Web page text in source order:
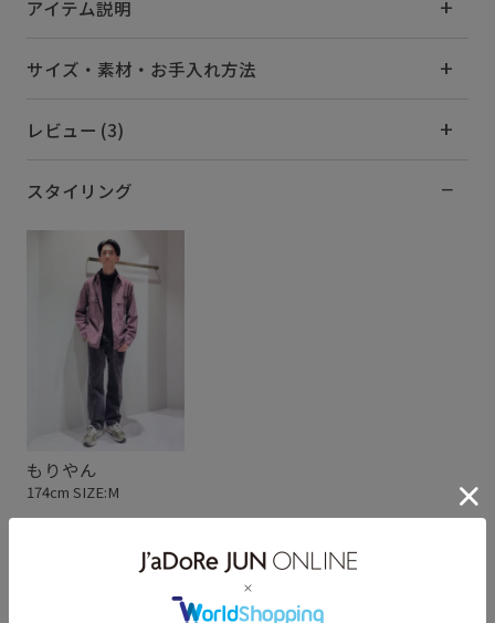
アイテム説明
サイズ・素材・お手入れ方法
レビュー (3)
スタイリング
もりやん
174cm SIZE:M
スタッフレビュー